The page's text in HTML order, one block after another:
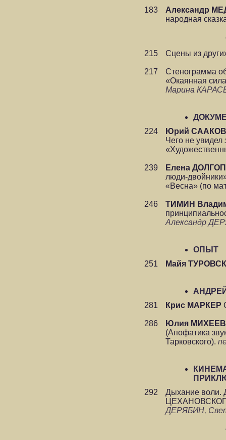
183
Александр
народная
215 Сцены из
217
Стенограмма
«Окаянная
Марина
224
Юрий СААКОВ
Чего не увидел
239
Елена
люди-
«Весна» (по
246
ТИМИН
Александр
ОПЫТ
251
Майя
281
Крис МАРКЕР
286
Юлия
(Апофатика
Тарковского).
292
Дыхание воли.
ДЕРЯБИН,